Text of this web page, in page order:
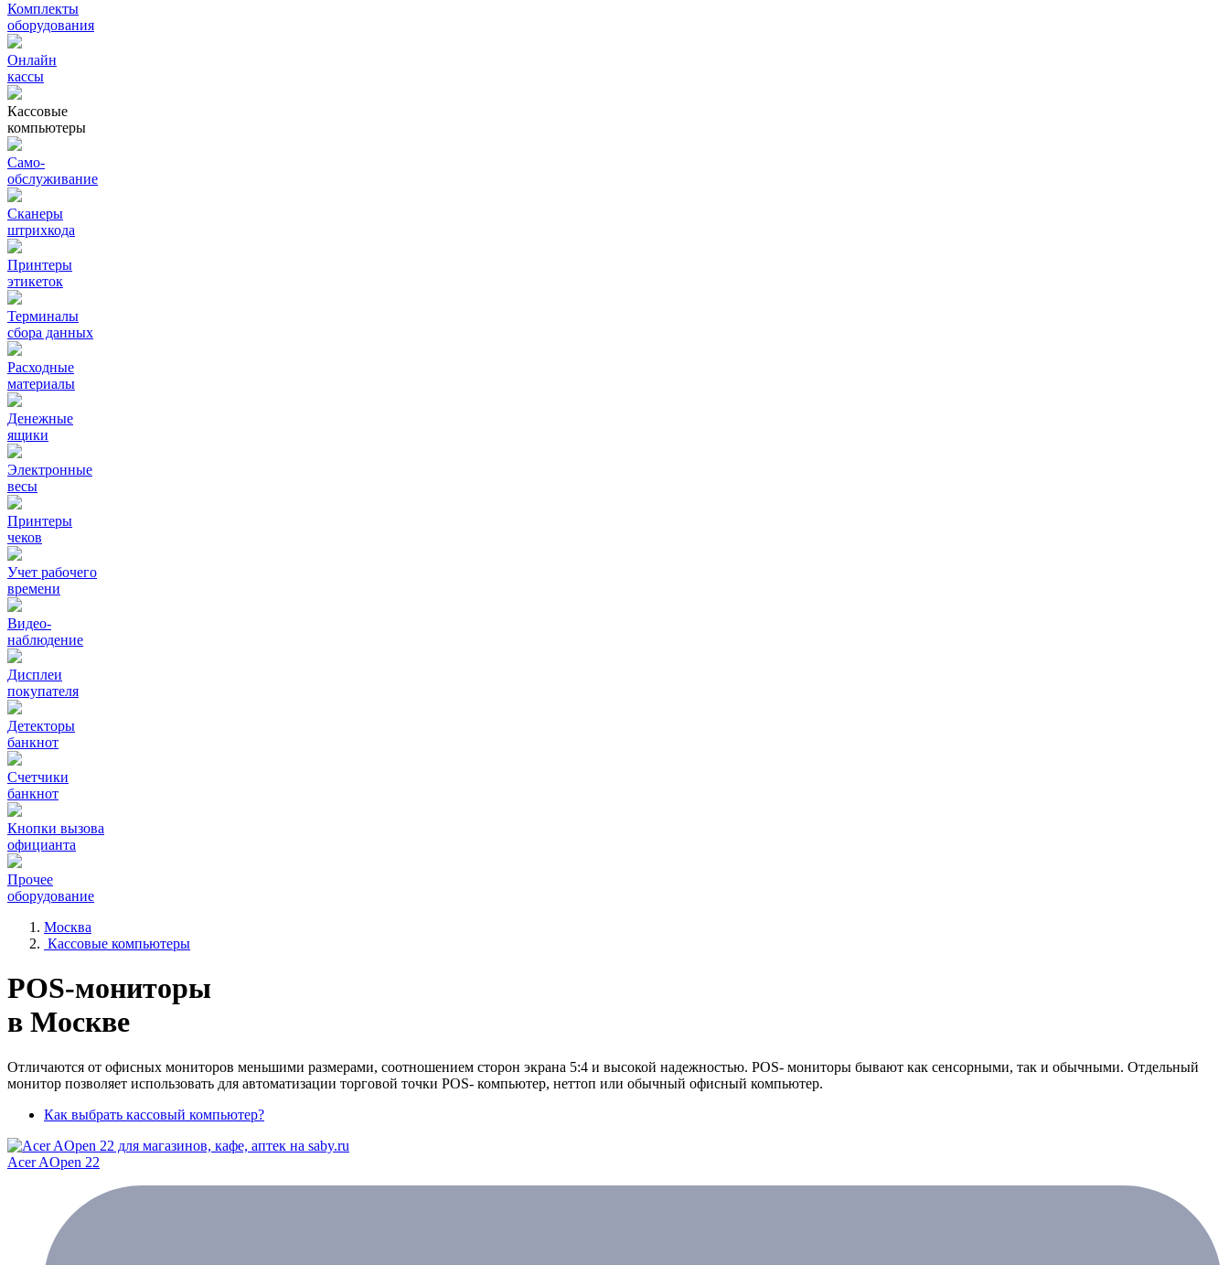
Комплекты
оборудования
Онлайн
кассы
Кассовые
компьютеры
Само-
обслуживание
Сканеры
штрихкода
Принтеры
этикеток
Терминалы
сбора данных
Расходные
материалы
Денежные
ящики
Электронные
весы
Принтеры
чеков
Учет рабочего
времени
Видео‑
наблюдение
Дисплеи
покупателя
Детекторы
банкнот
Счетчики
банкнот
Кнопки вызова
официанта
Прочее
оборудование
Москва
Кассовые компьютеры
POS-мониторы
в Москве
Отличаются от офисных мониторов меньшими размерами, соотношением сторон экрана 5:4 и высокой надежностью. POS- мониторы бывают как сенсорными, так и обычными. Отдельный
монитор позволяет использовать для автоматизации торговой точки POS- компьютер, неттоп или обычный офисный компьютер.
Как выбрать кассовый компьютер?
Acer AOpen 22